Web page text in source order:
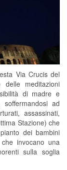
Via Crucis del
meditazioni
di madre e
ad
assassinati,
Stazione) che
dei bambini
invocano una
sulla soglia